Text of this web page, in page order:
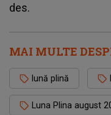
des.
MAI MULTE
lună plină
Luna Plina august